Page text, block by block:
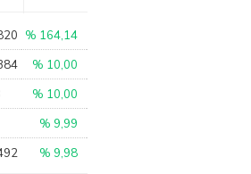
% 164,14
% 10,00
% 10,00
% 9,99
% 9,98